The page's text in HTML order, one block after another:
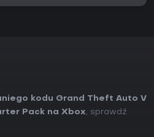
kodu Grand Theft Auto V
Pack na Xbox, sprawdź